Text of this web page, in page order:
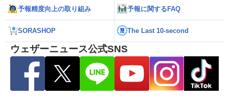
予報精度向上の取り組み 予報に関するFAQ
SORASHOP The Last 10-second
ウェザーニュース公式SNS